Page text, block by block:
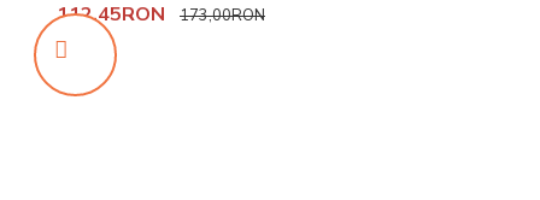
112,45RON 173,00RON